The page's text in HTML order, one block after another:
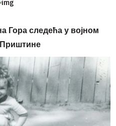
Гора следећа у војном
Приштине